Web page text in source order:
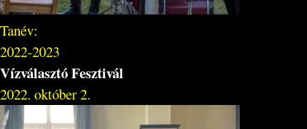
Tanév:
2022-2023
Vízválasztó Fesztivál
2022. október 2.